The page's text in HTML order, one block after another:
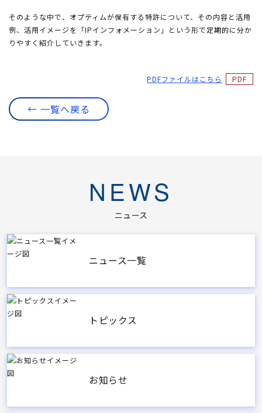
そのような中で、オプティムが保有する特許について、その内容と活用
例、活用イメージを「IPインフォメーション」という形で定期的に分か
りやすく紹介していきます。
PDFファイルはこちら
← 一覧へ戻る
NEWS
ニュース
ニュース一覧
トピックス
お知らせ